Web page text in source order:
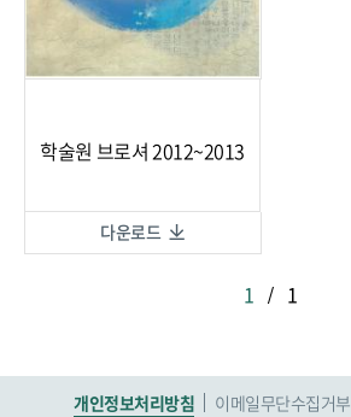
학술원 브로셔 2012~2013
다운로드
1 / 1
개인정보처리방침 이메일무단수집거부